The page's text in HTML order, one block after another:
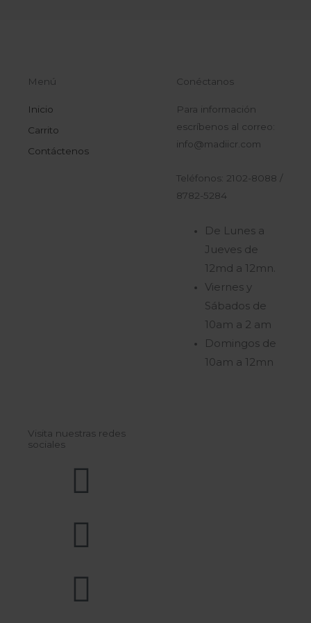
Menú
Inicio
Carrito
Contáctenos
Conéctanos
Para información
escríbenos al correo:
info@madiicr.com
Teléfonos: 2102-8088 /
8782-5284
De Lunes a
Jueves de
12md a 12mn.
Viernes y
Sábados de
10am a 2 am
Domingos de
10am a 12mn
Visita nuestras redes
sociales